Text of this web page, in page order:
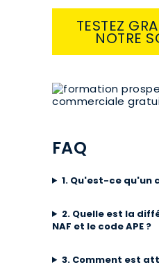
TESTEZ
NOTRE
FAQ
1. Qu'est-ce qu'un
2. Quelle est la
NAF et le code APE ?
3. Comment est